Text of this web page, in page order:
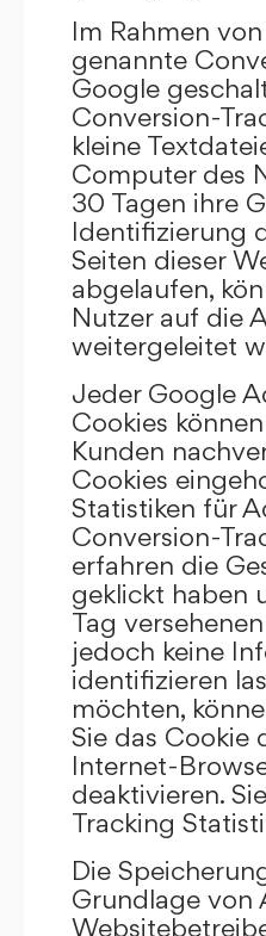
Im Rahmen
genannte
Google
Conversion-
kleine
Computer des
30 Tagen ihre
Identifizierung
Seiten dieser
abgelaufen,
Nutzer auf die
weitergeleitet
Jeder Google
Cookies
Kunden
Cookies
Statistiken für
Conversion-
erfahren die
geklickt haben
Tag
jedoch keine
identifizieren
möchten,
Sie das Cookie
Internet-
deaktivieren.
Tracking
Die
Grundlage von